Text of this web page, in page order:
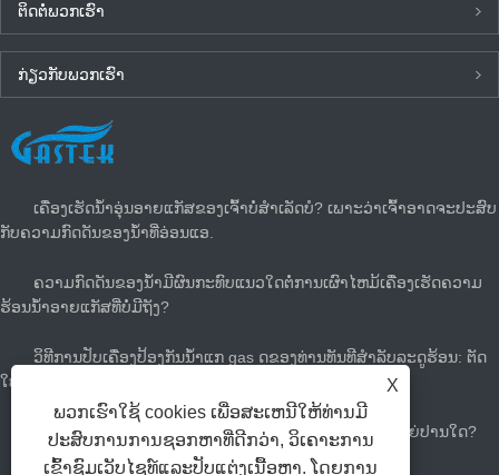
ຕິດ​ຕໍ່​ພວກ​ເຮົາ
ກ່ຽວ​ກັບ​ພວກ​ເຮົາ
ຂ່າວ​ລ່າ​ສຸດ
ເຄື່ອງເຮັດນ້ຳອຸ່ນອາຍແກັສຂອງເຈົ້າບໍ່ສຳເລັດບໍ? ເພາະວ່າເຈົ້າອາດຈະປະສົບ
ກັບຄວາມກົດດັນຂອງນໍ້າທີ່ອ່ອນແອ.
ຄວາມກົດດັນຂອງນ້ໍາມີຜົນກະທົບແນວໃດຕໍ່ການເຜົາໄຫມ້ເຄື່ອງເຮັດຄວາມ
ຮ້ອນນ້ໍາອາຍແກັສທີ່ບໍ່ມີຖັງ?
ວິທີການປັບເຄື່ອງປ້ອງກັນນ້ໍາແກ gas ດຂອງທ່ານທັນທີສໍາລັບລະດູຮ້ອນ: ຕັດ
ໃບບິນແກັດແລະເຢັນ
ທ່ານຕ້ອງການເຄື່ອງເຮັດນ້ໍາຮ້ອນຂະຫນາດໃຫຍ່ຂະຫນາດໃຫຍ່ປານໃດ?
X
ພວກເຮົາໃຊ້ cookies ເພື່ອສະເຫນີໃຫ້ທ່ານມີ
ປະສົບການການຊອກຫາທີ່ດີກວ່າ, ວິເຄາະການ
ເຂົ້າຊົມເວັບໄຊທ໌ແລະປັບແຕ່ງເນື້ອຫາ. ໂດຍການ